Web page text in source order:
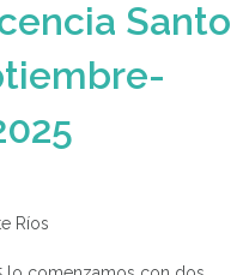
Santo
Ríos